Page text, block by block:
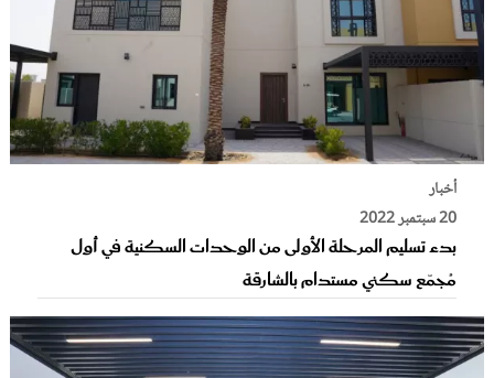
أخبار
20 سبتمبر 2022
بدء تسليم المرحلة الأولى من الوحدات السكنية في أول
مُجمّع سكني مستدام بالشارقة